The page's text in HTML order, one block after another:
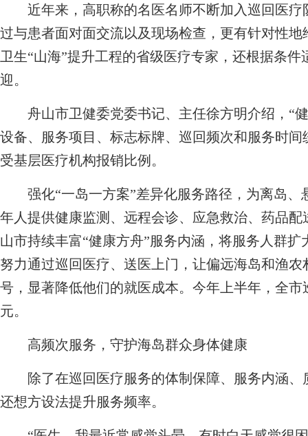
近年来，高职称的名医名师不断加入巡回医疗
过与患者面对面交流以及现场检查，更有针对性
卫生“山海”提升工程的省级医疗专家，还根据条
迎。
舟山市卫健委党委书记、主任徐方明介绍，“健
设备、服务项目、标志标牌、巡回频次和服务时
受基层医疗机构报销比例。
强化“一岛一方案”差异化服务路径，为离岛、
年人提供健康监测、远程会诊、应急救治、药品
山市持续丰富“健康方舟”服务内涵，将服务人群
努力通过巡回医疗、送医上门，让偏远海岛和渔
号，显著降低他们的就医成本。今年上半年，全
元。
高频次服务，守护海岛群众身体健康
除了在巡回医疗服务的体制保障、服务内涵、
还想方设法提升服务频率。